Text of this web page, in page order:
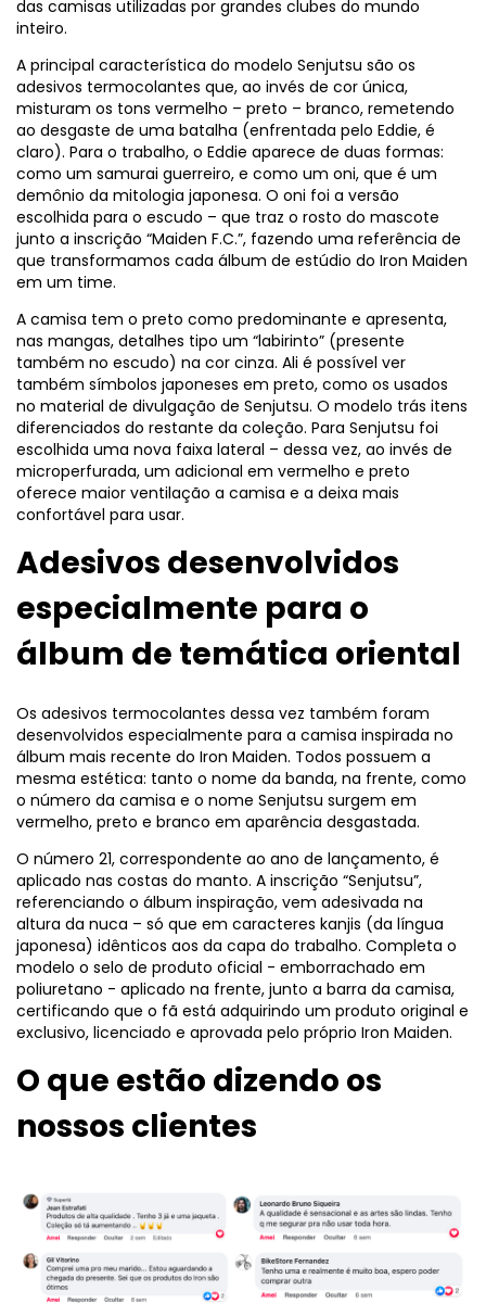
das camisas utilizadas por grandes clubes do mundo
inteiro.
A principal característica do modelo Senjutsu são os
adesivos termocolantes que, ao invés de cor única,
misturam os tons vermelho – preto – branco, remetendo
ao desgaste de uma batalha (enfrentada pelo Eddie, é
claro). Para o trabalho, o Eddie aparece de duas formas:
como um samurai guerreiro, e como um oni, que é um
demônio da mitologia japonesa. O oni foi a versão
escolhida para o escudo – que traz o rosto do mascote
junto a inscrição “Maiden F.C.”, fazendo uma referência de
que transformamos cada álbum de estúdio do Iron Maiden
em um time.
A camisa tem o preto como predominante e apresenta,
nas mangas, detalhes tipo um “labirinto” (presente
também no escudo) na cor cinza. Ali é possível ver
também símbolos japoneses em preto, como os usados
no material de divulgação de Senjutsu. O modelo trás itens
diferenciados do restante da coleção. Para Senjutsu foi
escolhida uma nova faixa lateral – dessa vez, ao invés de
microperfurada, um adicional em vermelho e preto
oferece maior ventilação a camisa e a deixa mais
confortável para usar.
Adesivos desenvolvidos
especialmente para o
álbum de temática oriental
Os adesivos termocolantes dessa vez também foram
desenvolvidos especialmente para a camisa inspirada no
álbum mais recente do Iron Maiden. Todos possuem a
mesma estética: tanto o nome da banda, na frente, como
o número da camisa e o nome Senjutsu surgem em
vermelho, preto e branco em aparência desgastada.
O número 21, correspondente ao ano de lançamento, é
aplicado nas costas do manto. A inscrição “Senjutsu”,
referenciando o álbum inspiração, vem adesivada na
altura da nuca – só que em caracteres kanjis (da língua
japonesa) idênticos aos da capa do trabalho. Completa o
modelo o selo de produto oficial - emborrachado em
poliuretano - aplicado na frente, junto a barra da camisa,
certificando que o fã está adquirindo um produto original e
exclusivo, licenciado e aprovada pelo próprio Iron Maiden.
O que estão dizendo os
nossos clientes